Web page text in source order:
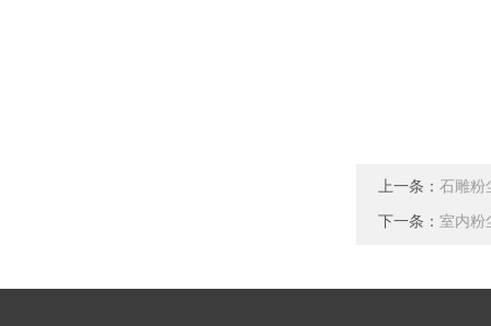
上一条： 石雕粉
下一条： 室内粉